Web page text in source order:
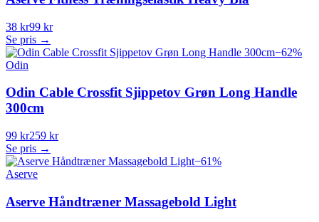
38 kr99 kr
Se pris →
−62%
Odin
Odin Cable Crossfit Sjippetov Grøn Long Handle
300cm
99 kr259 kr
Se pris →
−61%
Aserve
Aserve Håndtræner Massagebold Light